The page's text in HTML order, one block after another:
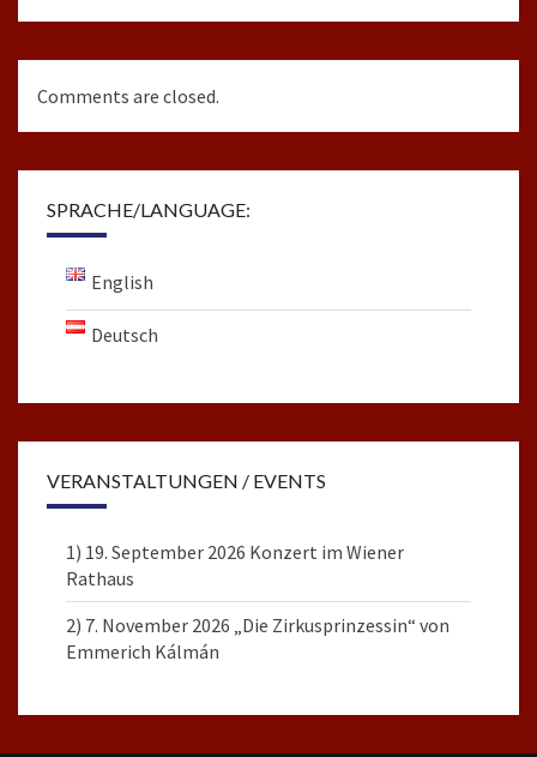
Comments are closed.
SPRACHE/LANGUAGE:
English
Deutsch
VERANSTALTUNGEN / EVENTS
1) 19. September 2026 Konzert im Wiener
Rathaus
2) 7. November 2026 „Die Zirkusprinzessin“ von
Emmerich Kálmán